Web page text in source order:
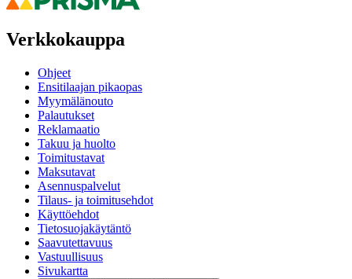
Verkkokauppa
Ohjeet
Ensitilaajan pikaopas
Myymälänouto
Palautukset
Reklamaatio
Takuu ja huolto
Toimitustavat
Maksutavat
Asennuspalvelut
Tilaus- ja toimitusehdot
Käyttöehdot
Tietosuojakäytäntö
Saavutettavuus
Vastuullisuus
Sivukartta